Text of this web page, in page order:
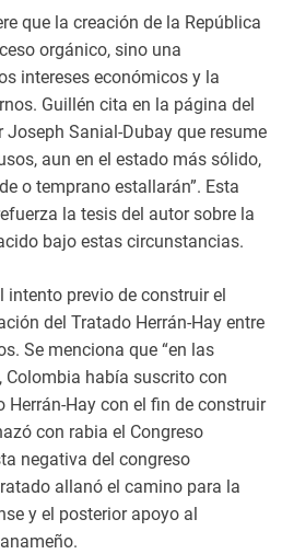
que la creación de la República
orgánico, sino una
intereses económicos y la
Guillén cita en la página del
Sanial-Dubay que resume
aun en el estado más sólido,
o temprano estallarán”. Esta
la tesis del autor sobre la
bajo estas circunstancias.
intento previo de construir el
del Tratado Herrán-Hay entre
Se menciona que “en las
Colombia había suscrito con
Herrán-Hay con el fin de construir
con rabia el Congreso
negativa del congreso
allanó el camino para la
y el posterior apoyo al